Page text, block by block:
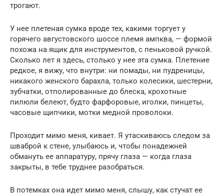
трогают.
У нее плетеная сумка вроде тех, какими торгует у
горячего августовского шоссе племя ампква, — формой
похожа на ящик для инструментов, с пеньковой ручкой.
Сколько лет я здесь, столько у нее эта сумка. Плетение
редкое, я вижу, что внутри: ни помады, ни пудреницы,
никакого женского барахла, только колесики, шестерни,
зубчатки, отполированные до блеска, крохотные
пилюли белеют, будто фарфоровые, иголки, пинцеты,
часовые щипчики, мотки медной проволоки.
Проходит мимо меня, кивает. Я утаскиваюсь следом за
шваброй к стене, улыбаюсь и, чтобы понадежней
обмануть ее аппаратуру, прячу глаза — когда глаза
закрыты, в тебе труднее разобраться.
В потемках она идет мимо меня, слышу, как стучат ее